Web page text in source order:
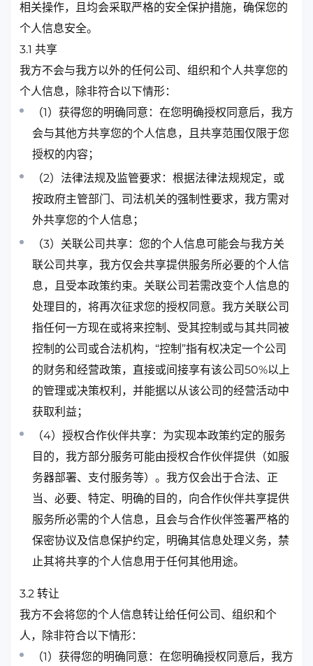
相关操作，且均会采取严格的安全保护措施，确保您的
个人信息安全。
3.1 共享
我方不会与我方以外的任何公司、组织和个人共享您的
个人信息，除非符合以下情形：
（1）获得您的明确同意：在您明确授权同意后，我方
会与其他方共享您的个人信息，且共享范围仅限于您
授权的内容；
（2）法律法规及监管要求：根据法律法规规定，或
按政府主管部门、司法机关的强制性要求，我方需对
外共享您的个人信息；
（3）关联公司共享：您的个人信息可能会与我方关
联公司共享，我方仅会共享提供服务所必要的个人信
息，且受本政策约束。关联公司若需改变个人信息的
处理目的，将再次征求您的授权同意。我方关联公司
指任何一方现在或将来控制、受其控制或与其共同被
控制的公司或合法机构，“控制”指有权决定一个公司
的财务和经营政策，直接或间接享有该公司50%以上
的管理或决策权利，并能据以从该公司的经营活动中
获取利益；
（4）授权合作伙伴共享：为实现本政策约定的服务
目的，我方部分服务可能由授权合作伙伴提供（如服
务器部署、支付服务等）。我方仅会出于合法、正
当、必要、特定、明确的目的，向合作伙伴共享提供
服务所必需的个人信息，且会与合作伙伴签署严格的
保密协议及信息保护约定，明确其信息处理义务，禁
止其将共享的个人信息用于任何其他用途。
3.2 转让
我方不会将您的个人信息转让给任何公司、组织和个
人，除非符合以下情形：
（1）获得您的明确同意：在您明确授权同意后，我方